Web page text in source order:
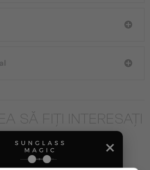
SĂ FIȚI INTERESAȚI